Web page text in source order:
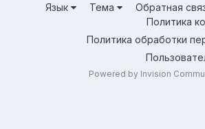
Язык Тема Обратная
Политика
Политика обработки
Powered by Invision